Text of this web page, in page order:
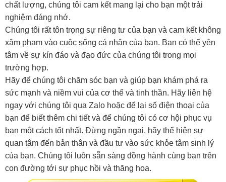
chất lượng, chúng tôi cam kết mang lại cho bạn một trải
nghiệm đáng nhớ.
Chúng tôi rất tôn trọng sự riêng tư của bạn và cam kết không
xâm phạm vào cuộc sống cá nhân của bạn. Bạn có thể yên
tâm về sự kín đáo và đạo đức của chúng tôi trong mọi
trường hợp.
Hãy để chúng tôi chăm sóc bạn và giúp bạn khám phá ra
sức mạnh và niềm vui của cơ thể và tinh thần. Hãy liên hệ
ngay với chúng tôi qua Zalo hoặc để lại số điện thoại của
bạn để biết thêm chi tiết và để chúng tôi có cơ hội phục vụ
bạn một cách tốt nhất. Đừng ngần ngại, hãy thể hiện sự
quan tâm đến bản thân và đầu tư vào sức khỏe tâm sinh lý
của bạn. Chúng tôi luôn sẵn sàng đồng hành cùng bạn trên
con đường tới sự phục hồi và thăng hoa.